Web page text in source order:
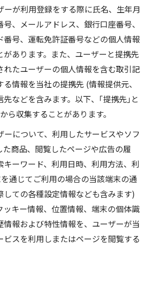
ーが利用登録をする際に氏名、生年月
、メールアドレス、銀行口座番号、
番号、運転免許証番号などの個人情報
があります。また、ユーザーと提携先
れたユーザーの個人情報を含む取引記
情報を当社の提携先 (情報提供元、
などを含みます。以下、｢提携先｣と
ら収集することがあります。
ーについて、利用したサービスやソフ
た商品、閲覧したページや広告の履
キーワード、利用日時、利用方法、利
通じてご利用の場合の当該端末の通
しての各種設定情報なども含みます)
ッキー情報、位置情報、端末の個体識
情報および特性情報を、ユーザーが当
ビスを利用しまたはページを閲覧する